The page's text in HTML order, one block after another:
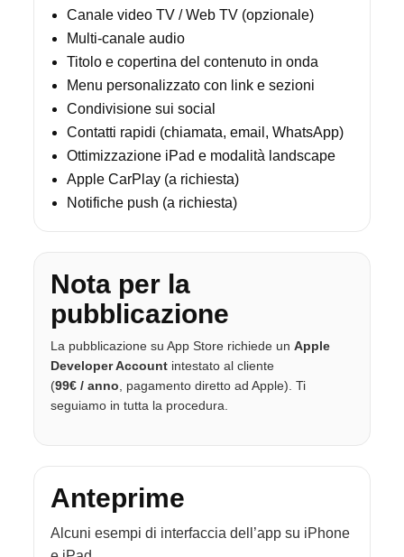
Canale video TV / Web TV (opzionale)
Multi-canale audio
Titolo e copertina del contenuto in onda
Menu personalizzato con link e sezioni
Condivisione sui social
Contatti rapidi (chiamata, email, WhatsApp)
Ottimizzazione iPad e modalità landscape
Apple CarPlay (a richiesta)
Notifiche push (a richiesta)
Nota per la
pubblicazione
La pubblicazione su App Store richiede un Apple
Developer Account intestato al cliente
(99€ / anno , pagamento diretto ad Apple). Ti
seguiamo in tutta la procedura.
Anteprime
Alcuni esempi di interfaccia dell’app su iPhone